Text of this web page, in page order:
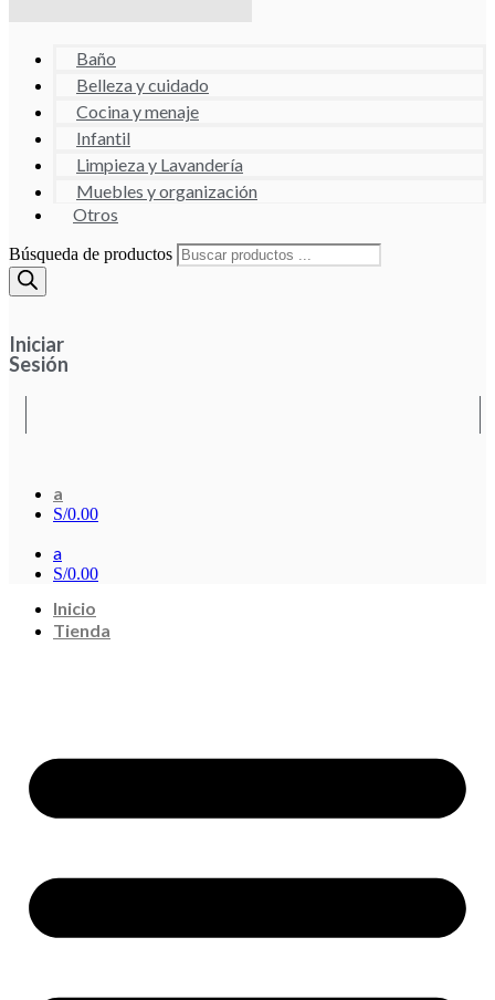
Baño
Belleza y cuidado
Cocina y menaje
Infantil
Limpieza y Lavandería
Muebles y organización
Otros
Búsqueda de productos
Iniciar
Sesión
a
S/0.00
a
S/0.00
Inicio
Tienda